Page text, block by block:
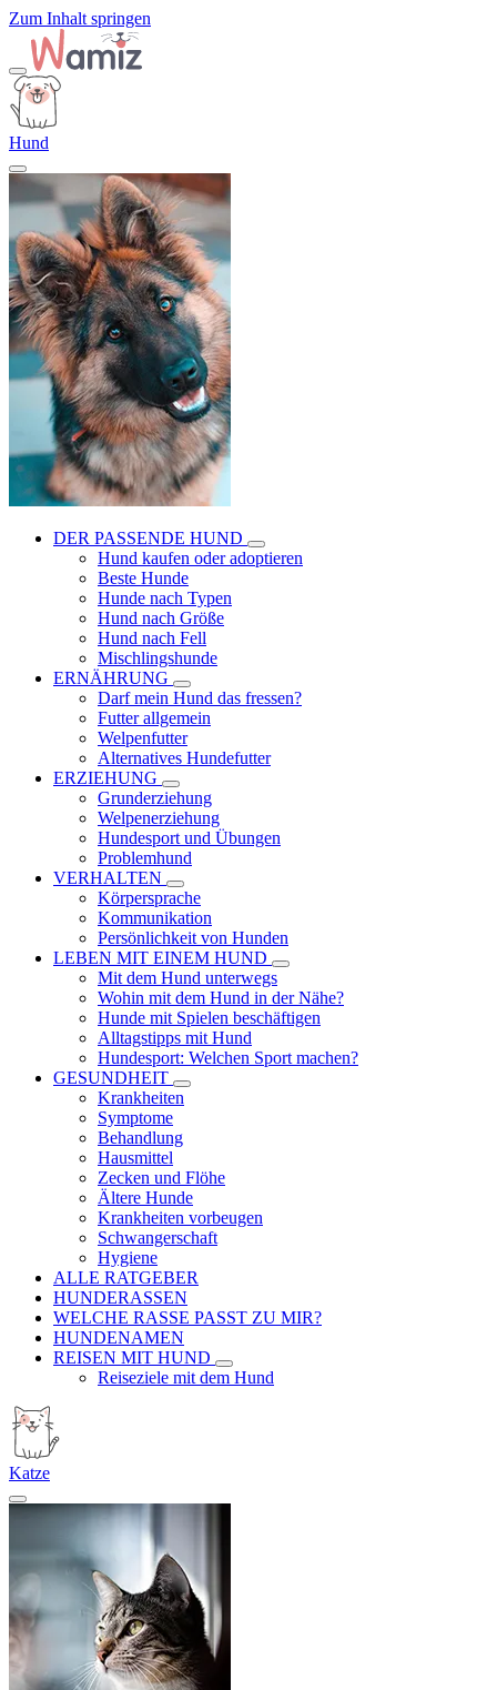
Zum Inhalt springen
Hund
DER PASSENDE HUND
Hund kaufen oder adoptieren
Beste Hunde
Hunde nach Typen
Hund nach Größe
Hund nach Fell
Mischlingshunde
ERNÄHRUNG
Darf mein Hund das fressen?
Futter allgemein
Welpenfutter
Alternatives Hundefutter
ERZIEHUNG
Grunderziehung
Welpenerziehung
Hundesport und Übungen
Problemhund
VERHALTEN
Körpersprache
Kommunikation
Persönlichkeit von Hunden
LEBEN MIT EINEM HUND
Mit dem Hund unterwegs
Wohin mit dem Hund in der Nähe?
Hunde mit Spielen beschäftigen
Alltagstipps mit Hund
Hundesport: Welchen Sport machen?
GESUNDHEIT
Krankheiten
Symptome
Behandlung
Hausmittel
Zecken und Flöhe
Ältere Hunde
Krankheiten vorbeugen
Schwangerschaft
Hygiene
ALLE RATGEBER
HUNDERASSEN
WELCHE RASSE PASST ZU MIR?
HUNDENAMEN
REISEN MIT HUND
Reiseziele mit dem Hund
Katze